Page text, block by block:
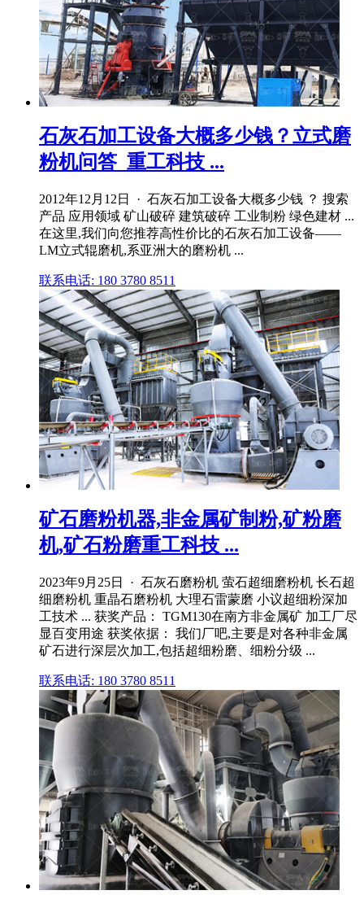
石灰石加工设备大概多少钱？立式磨
粉机问答_重工科技 ...
2012年12月12日 · 石灰石加工设备大概多少钱 ？ 搜索
产品 应用领域 矿山破碎 建筑破碎 工业制粉 绿色建材 ...
在这里,我们向您推荐高性价比的石灰石加工设备——
LM立式辊磨机,系亚洲大的磨粉机 ...
联系电话: 180 3780 8511
矿石磨粉机器,非金属矿制粉,矿粉磨
机,矿石粉磨重工科技 ...
2023年9月25日 · 石灰石磨粉机 萤石超细磨粉机 长石超
细磨粉机 重晶石磨粉机 大理石雷蒙磨 小议超细粉深加
工技术 ... 获奖产品： TGM130在南方非金属矿 加工厂尽
显百变用途 获奖依据： 我们厂吧,主要是对各种非金属
矿石进行深层次加工,包括超细粉磨、细粉分级 ...
联系电话: 180 3780 8511